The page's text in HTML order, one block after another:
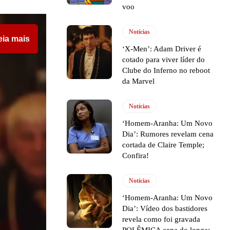
mais
voo
Notícias
‘X-Men’: Adam Driver é
cotado para viver líder do
Clube do Inferno no reboot
da Marvel
Notícias
‘Homem-Aranha: Um Novo
Dia’: Rumores revelam cena
cortada de Claire Temple;
Confira!
Notícias
‘Homem-Aranha: Um Novo
Dia’: Vídeo dos bastidores
revela como foi gravada